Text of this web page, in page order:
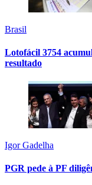
Brasil
Lotofácil 3754
resultado
Igor Gadelha
PGR pede à PF